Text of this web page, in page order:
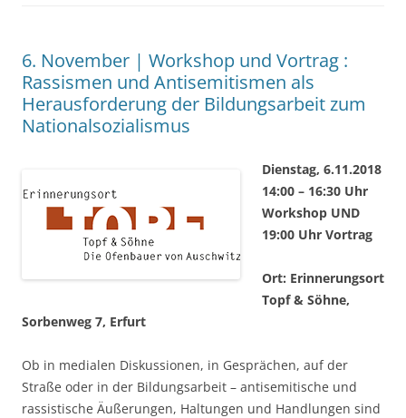
6. November | Workshop und Vortrag :
Rassismen und Antisemitismen als
Herausforderung der Bildungsarbeit zum
Nationalsozialismus
Dienstag, 6.11.2018
14:00 – 16:30 Uhr
Workshop UND
19:00 Uhr Vortrag
Ort: Erinnerungsort
Topf & Söhne,
Sorbenweg 7, Erfurt
Ob in medialen Diskussionen, in Gesprächen, auf der
Straße oder in der Bildungsarbeit – antisemitische und
rassistische Äußerungen, Haltungen und Handlungen sind